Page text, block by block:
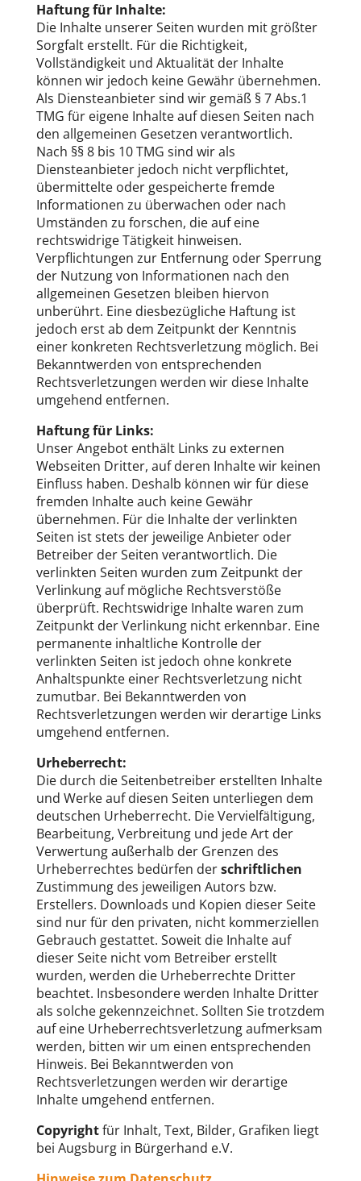
Haftung für Inhalte:
Die Inhalte unserer Seiten wurden mit größter
Sorgfalt erstellt. Für die Richtigkeit,
Vollständigkeit und Aktualität der Inhalte
können wir jedoch keine Gewähr übernehmen.
Als Diensteanbieter sind wir gemäß § 7 Abs.1
TMG für eigene Inhalte auf diesen Seiten nach
den allgemeinen Gesetzen verantwortlich.
Nach §§ 8 bis 10 TMG sind wir als
Diensteanbieter jedoch nicht verpflichtet,
übermittelte oder gespeicherte fremde
Informationen zu überwachen oder nach
Umständen zu forschen, die auf eine
rechtswidrige Tätigkeit hinweisen.
Verpflichtungen zur Entfernung oder Sperrung
der Nutzung von Informationen nach den
allgemeinen Gesetzen bleiben hiervon
unberührt. Eine diesbezügliche Haftung ist
jedoch erst ab dem Zeitpunkt der Kenntnis
einer konkreten Rechtsverletzung möglich. Bei
Bekanntwerden von entsprechenden
Rechtsverletzungen werden wir diese Inhalte
umgehend entfernen.
Haftung für Links:
Unser Angebot enthält Links zu externen
Webseiten Dritter, auf deren Inhalte wir keinen
Einfluss haben. Deshalb können wir für diese
fremden Inhalte auch keine Gewähr
übernehmen. Für die Inhalte der verlinkten
Seiten ist stets der jeweilige Anbieter oder
Betreiber der Seiten verantwortlich. Die
verlinkten Seiten wurden zum Zeitpunkt der
Verlinkung auf mögliche Rechtsverstöße
überprüft. Rechtswidrige Inhalte waren zum
Zeitpunkt der Verlinkung nicht erkennbar. Eine
permanente inhaltliche Kontrolle der
verlinkten Seiten ist jedoch ohne konkrete
Anhaltspunkte einer Rechtsverletzung nicht
zumutbar. Bei Bekanntwerden von
Rechtsverletzungen werden wir derartige Links
umgehend entfernen.
Urheberrecht:
Die durch die Seitenbetreiber erstellten Inhalte
und Werke auf diesen Seiten unterliegen dem
deutschen Urheberrecht. Die Vervielfältigung,
Bearbeitung, Verbreitung und jede Art der
Verwertung außerhalb der Grenzen des
Urheberrechtes bedürfen derschriftlichen
Zustimmung des jeweiligen Autors bzw.
Erstellers. Downloads und Kopien dieser Seite
sind nur für den privaten, nicht kommerziellen
Gebrauch gestattet. Soweit die Inhalte auf
dieser Seite nicht vom Betreiber erstellt
wurden, werden die Urheberrechte Dritter
beachtet. Insbesondere werden Inhalte Dritter
als solche gekennzeichnet. Sollten Sie trotzdem
auf eine Urheberrechtsverletzung aufmerksam
werden, bitten wir um einen entsprechenden
Hinweis. Bei Bekanntwerden von
Rechtsverletzungen werden wir derartige
Inhalte umgehend entfernen.
Copyrightfür Inhalt, Text, Bilder, Grafiken liegt
bei Augsburg in Bürgerhand e.V.